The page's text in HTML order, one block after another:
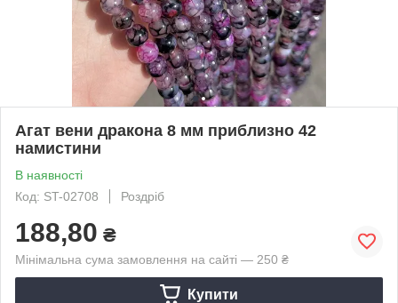
Агат вени дракона 8 мм приблизно 42
намистини
В наявності
Код: ST-02708
Роздріб
188,80 ₴
Мінімальна сума замовлення на сайті — 250 ₴
Купити